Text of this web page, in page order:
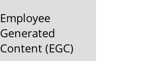
Employee
Generated
Content (EGC)